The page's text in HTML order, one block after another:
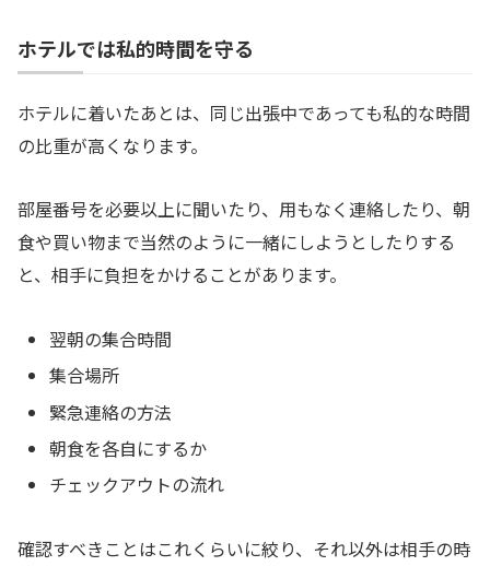
ホテルでは私的時間を守る
ホテルに着いたあとは、同じ出張中であっても私的な時間
の比重が高くなります。
部屋番号を必要以上に聞いたり、用もなく連絡したり、朝
食や買い物まで当然のように一緒にしようとしたりする
と、相手に負担をかけることがあります。
翌朝の集合時間
集合場所
緊急連絡の方法
朝食を各自にするか
チェックアウトの流れ
確認すべきことはこれくらいに絞り、それ以外は相手の時